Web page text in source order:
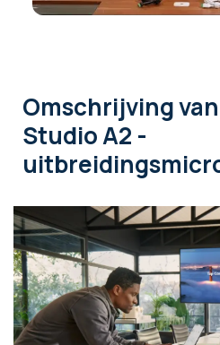
Omschrijving
Studio A2 -